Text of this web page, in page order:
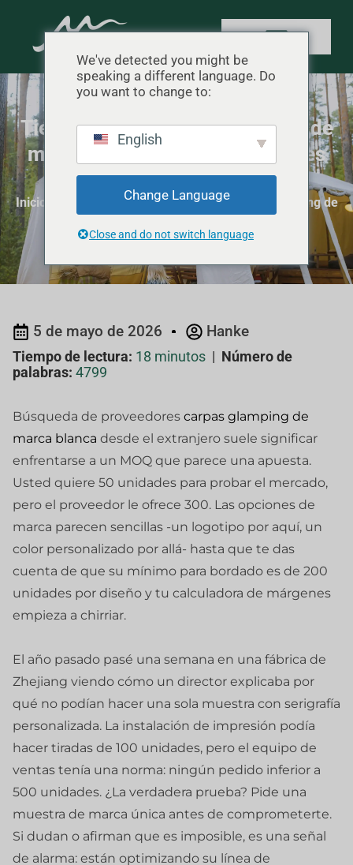
Tiendas de campaña Glamping de
marca blanca: MOQs y opciones
de marca
Inicio Marca blanca"Tiendas de campaña Glamping de
5 de mayo de 2026 Hanke
Tiempo de lectura: 18 minutos | Número de
palabras: 4799
Búsqueda de proveedores carpas glamping de
marca blanca desde el extranjero suele significar
enfrentarse a un MOQ que parece una apuesta.
Usted quiere 50 unidades para probar el mercado,
pero el proveedor le ofrece 300. Las opciones de
marca parecen sencillas -un logotipo por aquí, un
color personalizado por allá- hasta que te das
cuenta de que su mínimo para bordado es de 200
unidades por diseño y tu calculadora de márgenes
empieza a chirriar.
El año pasado pasé una semana en una fábrica de
Zhejiang viendo cómo un director explicaba por
qué no podían hacer una sola muestra con serigrafía
personalizada. La instalación de impresión podía
hacer tiradas de 100 unidades, pero el equipo de
ventas tenía una norma: ningún pedido inferior a
500 unidades. ¿La verdadera prueba? Pide una
muestra de marca única antes de comprometerte.
Si dudan o afirman que es imposible, es una señal
de alarma: están optimizando su línea de
We've detected you might be
speaking a different language. Do
you want to change to:
English
Change Language
Close and do not switch language